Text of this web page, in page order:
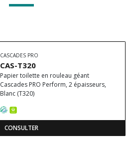
CASCADES PRO
CAS-T320
Papier toilette en rouleau géant
Cascades PRO Perform, 2 épaisseurs,
Blanc (T320)
CONSULTER